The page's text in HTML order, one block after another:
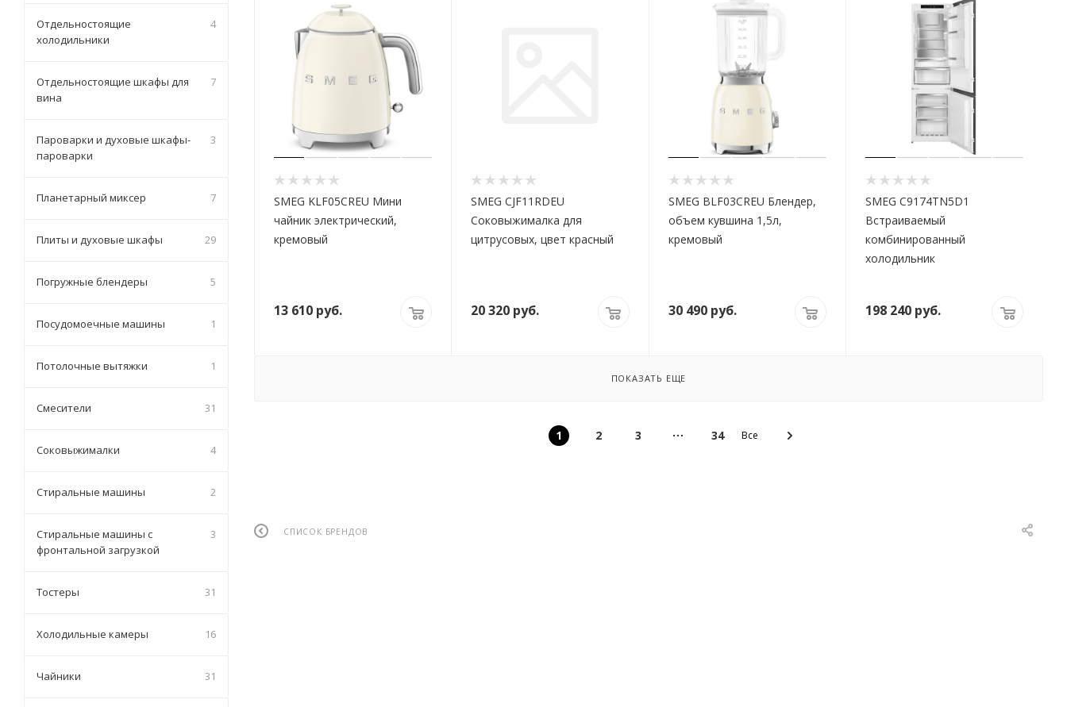
SMEG KLF05CREU Мини
чайник электрический,
кремовый
13 610 руб.
SMEG CJF11RDEU
Соковыжималка для
цитрусовых, цвет красный
20 320 руб.
SMEG BLF03CREU Блендер,
объем кувшина 1,5л,
кремовый
30 490руб.
SMEG C9174TN5D1
Встраиваемый
комбинированный
холодильник
198 240руб.
ПОКАЗАТЬ ЕЩЕ
1 2 3 34 Все
СПИСОК БРЕНДОВ
Отдельностоящие
холодильники
4
Отдельностоящие шкафы для
вина
7
Пароварки и духовые шкафы-
пароварки
3
Планетарный миксер 7
Плиты и духовые шкафы 29
Погружные блендеры 5
Посудомоечные машины 1
Потолочные вытяжки 1
Смесители 31
Соковыжималки 4
Стиральные машины 2
Стиральные машины с
фронтальной загрузкой
3
Тостеры 31
Холодильные камеры 16
Чайники 31